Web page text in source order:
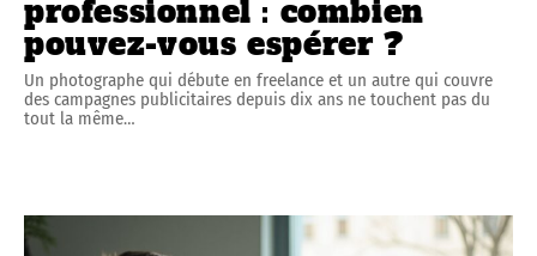
professionnel : combien
pouvez-vous espérer ?
Un photographe qui débute en freelance et un autre qui couvre
des campagnes publicitaires depuis dix ans ne touchent pas du
tout la même…